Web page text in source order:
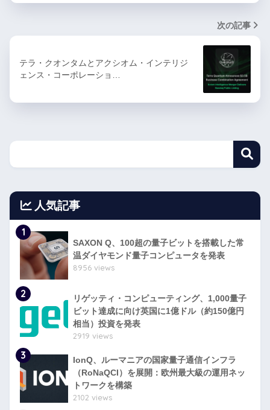
次の記事
テラ・クオンタムとアクシオム・インテリジ
ェンス・コーポレーショ…
人気記事
1
SAXON Q、100超の量子ビットを搭載した常
温ダイヤモンド量子コンピュータを発表
8956 views
2
リゲッティ・コンピューティング、1,000量子
ビット達成に向け英国に1億ドル（約150億円
相当）投資を発表
2919 views
3
IonQ、ルーマニアの国家量子通信インフラ
（RoNaQCI）を展開：欧州最大級の運用ネッ
トワークを構築
2102 views